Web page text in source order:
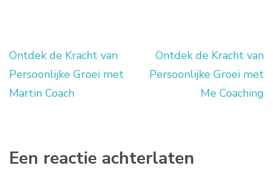
Berichtnavigatie
Ontdek de Kracht van
Persoonlijke Groei met
Martin Coach
Ontdek de Kracht van
Persoonlijke Groei met
Me Coaching
Een reactie achterlaten